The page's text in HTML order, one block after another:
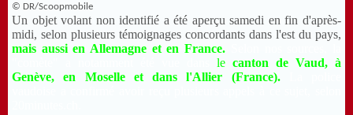
© DR/Scoopmobile
Un objet volant non identifié a été aperçu samedi en fin d'après-
midi, selon plusieurs témoignages concordants dans l'est du pays,
mais aussi en Allemagne et en France.
le canton de Vaud, à
Genève, en Moselle et dans l'Allier (France).